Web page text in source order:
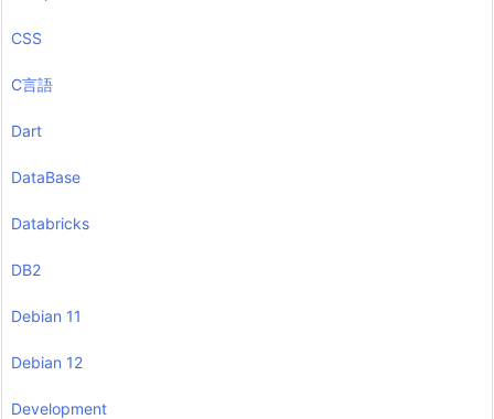
CSS
C言語
Dart
DataBase
Databricks
DB2
Debian 11
Debian 12
Development